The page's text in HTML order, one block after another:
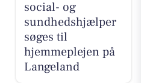
social- og
sundhedshjælper
søges til
hjemmeplejen på
Langeland